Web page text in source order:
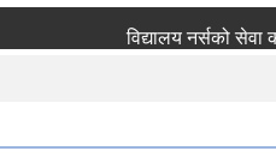
विद्यालय नर्सको सेवा